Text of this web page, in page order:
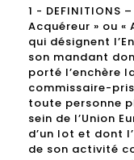
1 - DEFINITIONS
Acquéreur » ou
qui désignent
son mandant
porté l’enchère
commissaire-
toute personne
sein de l’Union
d’un lot et dont
de son activité